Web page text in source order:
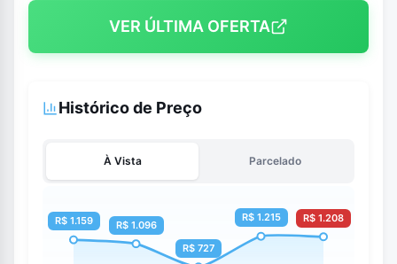
VER ÚLTIMA OFERTA
Histórico de Preço
À Vista Parcelado